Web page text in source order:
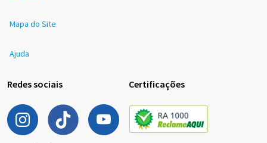
Mapa do Site
Ajuda
Redes sociais Certificações